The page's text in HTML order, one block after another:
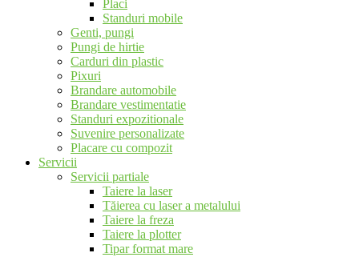
Placi
Standuri mobile
Genti, pungi
Pungi de hirtie
Carduri din plastic
Pixuri
Brandare automobile
Brandare vestimentatie
Standuri expozitionale
Suvenire personalizate
Placare cu compozit
Servicii
Servicii partiale
Taiere la laser
Tăierea cu laser a metalului
Taiere la freza
Taiere la plotter
Tipar format mare